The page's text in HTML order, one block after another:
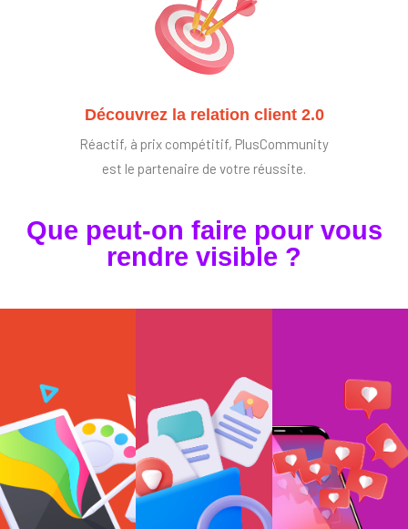
Découvrez la relation client 2.0
Réactif, à prix compétitif, PlusCommunity
est le partenaire de votre réussite.
Que peut-on faire pour vous
rendre visible ?